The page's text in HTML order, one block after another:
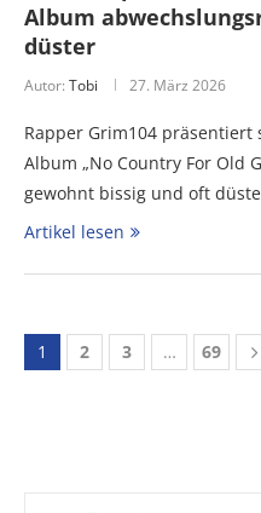
Album
düster
Autor: Tobi 27. März 2026
Rapper Grim104
Album „No Country For Old
gewohnt bissig und oft
Artikel lesen
1 2 3 … 69